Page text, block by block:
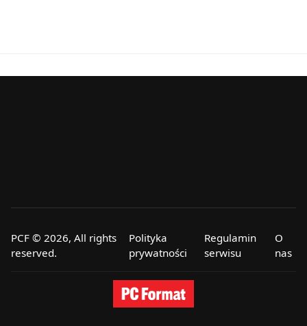
PCF © 2026, All rights
reserved.
Polityka
prywatności
Regulamin
serwisu
O
nas